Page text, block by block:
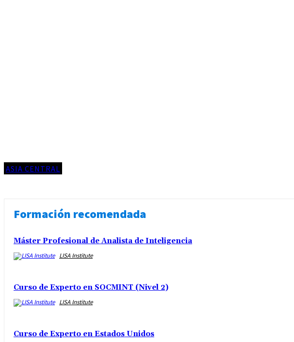
ASIA CENTRAL
Formación recomendada
Máster Profesional de Analista de Inteligencia
LISA Institute
Curso de Experto en SOCMINT (Nivel 2)
LISA Institute
Curso de Experto en Estados Unidos